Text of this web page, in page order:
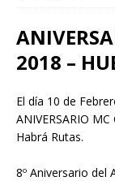
2018 –
El día 10 de
ANIVERSARIO
Habrá Rutas.
8º Aniversario del